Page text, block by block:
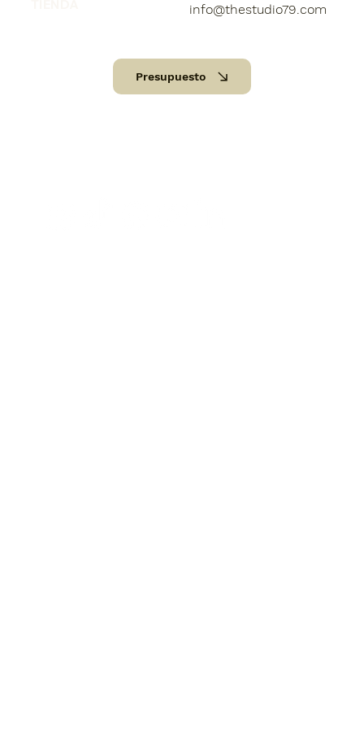
info@thestudio79.com
Presupuesto